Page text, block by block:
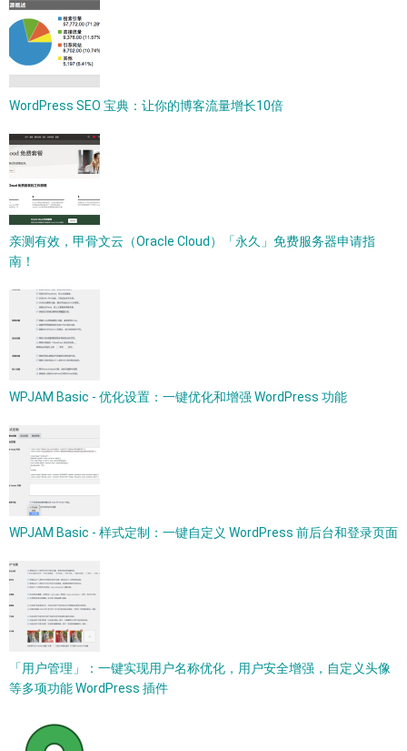
WordPress SEO 宝典：让你的博客流量增长10倍
亲测有效，甲骨文云（Oracle Cloud）「永久」免费服务器申请指
南！
WPJAM Basic - 优化设置：一键优化和增强 WordPress 功能
WPJAM Basic - 样式定制：一键自定义 WordPress 前后台和登录页面
「用户管理」：一键实现用户名称优化，用户安全增强，自定义头像
等多项功能 WordPress 插件